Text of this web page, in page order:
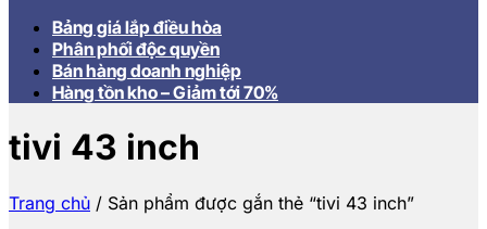
Bảng giá lắp điều hòa
Phân phối độc quyền
Bán hàng doanh nghiệp
Hàng tồn kho – Giảm tới 70%
tivi 43 inch
Trang chủ / Sản phẩm được gắn thẻ “tivi 43 inch”